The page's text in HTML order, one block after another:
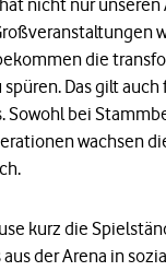
nicht nur unseren
die
Das gilt
Sowohl bei
wachsen
kurz die
der Arena in